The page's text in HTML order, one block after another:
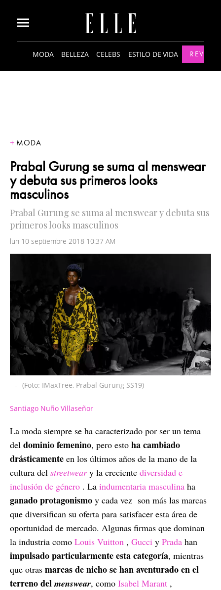
MODA BELLEZA CELEBS ESTILO DE VIDA
MODA
Prabal Gurung se suma al menswear
y debuta sus primeros looks
masculinos
Prabal Gurung se suma al menswear y debuta sus
primeros looks masculinos
lun 10 septiembre 2018 10:37 AM
- (Foto: IMaxTree, Prabal Gurung SS19)
Santiago Nuño Villaseñor
La moda siempre se ha caracterizado por ser un tema
del dominio femenino, pero esto ha cambiado
drásticamente en los últimos años de la mano de la
cultura del streetwear y la creciente diversidad e
inclusión de género . La indumentaria masculina ha
ganado protagonismo y cada vez son más las marcas
que diversifican su oferta para satisfacer esta área de
oportunidad de mercado. Algunas firmas que dominan
la industria como Louis Vuitton , Gucci y Prada han
impulsado particularmente esta categoría, mientras
que otras marcas de nicho se han aventurado en el
terreno del menswear, como Isabel Marant ,